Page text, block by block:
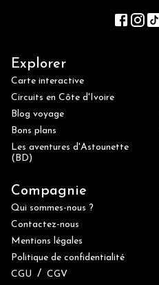
Explorer
Carte interactive
Circuits en Côte d'Ivoire
Blog voyage
Bons plans
Les aventures d'Astounette
(BD)
Compagnie
Qui sommes-nous ?
Contactez-nous
Mentions légales
Politique de confidentialité
CGU / CGV